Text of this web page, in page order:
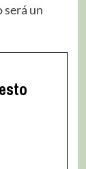
será un